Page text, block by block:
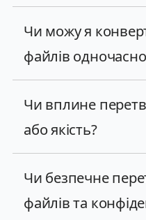
Чи можу я
файлів
Чи вплине
або якість?
Чи безпечне
файлів та